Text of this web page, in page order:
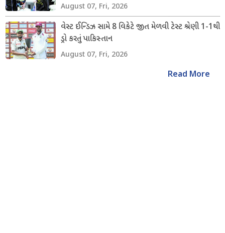
August 07, Fri, 2026
વેસ્ટ ઈન્ડિઝ સામે 8 વિકેટે જીત મેળવી ટેસ્ટ શ્રેણી 1-1થી
ડ્રો કરતું પાકિસ્તાન
August 07, Fri, 2026
Read More